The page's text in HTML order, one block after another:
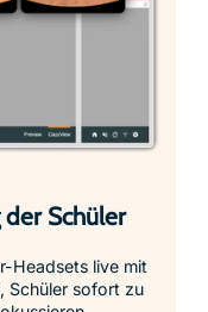
Schüler
Headsets live mit
Schüler sofort zu